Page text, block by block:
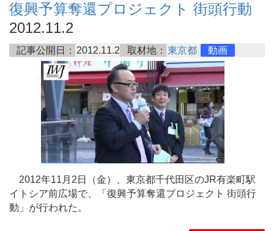
復興予算奪還プロジェクト 街頭行動
2012.11.2
記事公開日： 2012.11.2 取材地： 東京都 動画
2012年11月2日（金）、東京都千代田区のJR有楽町駅
イトシア前広場で、「復興予算奪還プロジェクト 街頭行
動」が行われた。